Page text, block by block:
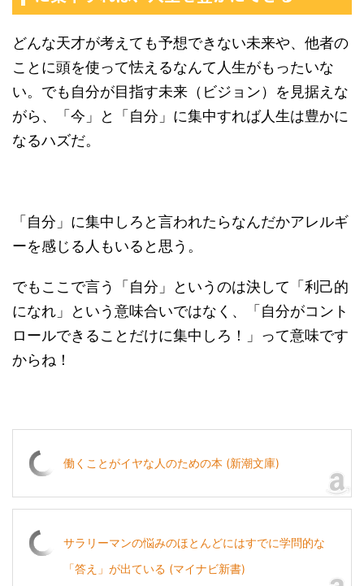
どんな天才が考えても予想できない未来や、他者の
ことに頭を使って怯えるなんて人生がもったいな
い。でも自分が目指す未来（ビジョン）を見据えな
がら、「今」と「自分」に集中すれば人生は豊かに
なるハズだ。
「自分」に集中しろと言われたらなんだかアレルギ
ーを感じる人もいると思う。
でもここで言う「自分」というのは決して「利己的
になれ」という意味合いではなく、「自分がコント
ロールできることだけに集中しろ！」って意味です
からね！
働くことがイヤな人のための本 (新潮文庫)
サラリーマンの悩みのほとんどにはすでに学問的な
「答え」が出ている (マイナビ新書)